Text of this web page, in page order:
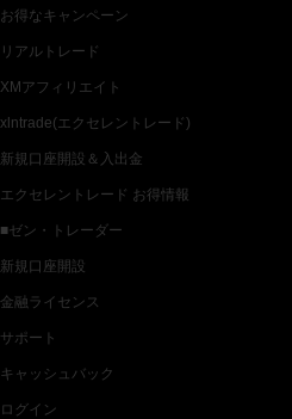
お得なキャンペーン
リアルトレード
XMアフィリエイト
xlntrade(エクセレントレード)
新規口座開設＆入出金
エクセレントレード お得情報
■ゼン・トレーダー
新規口座開設
金融ライセンス
サポート
キャッシュバック
ログイン